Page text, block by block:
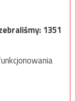
1351